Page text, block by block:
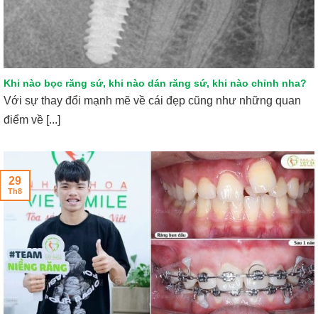
Khi nào bọc răng sứ, khi nào dán răng sứ, khi nào chỉnh nha?
Với sự thay đổi mạnh mẽ về cái đẹp cũng như những quan
điểm về [...]
29
Th8